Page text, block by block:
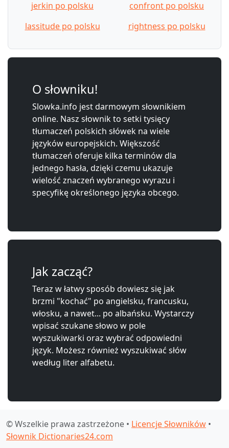
jerkin po polsku
confront po polsku
lassitude po polsku
rightness po polsku
O słowniku!
Slowka.info jest darmowym słownikiem
online. Nasz słownik to setki tysięcy
tłumaczeń polskich słówek na wiele
języków europejskich. Większość
tłumaczeń oferuje kilka terminów dla
jednego hasła, dzięki czemu ukazuje
wielość znaczeń wybranego wyrazu i
specyfikę określonego języka obcego.
Jak zacząć?
Teraz w łatwy sposób dowiesz się jak
brzmi "kochać" po angielsku, francusku,
włosku, a nawet... po albańsku. Wystarczy
wpisać szukane słowo w pole
wyszukiwarki oraz wybrać odpowiedni
język. Możesz również wyszukiwać słów
według liter alfabetu.
© Wszelkie prawa zastrzeżone • Licencje Słowników •
Słownik Dictionaries24.com